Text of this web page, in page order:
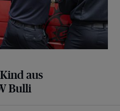
aus
Bulli